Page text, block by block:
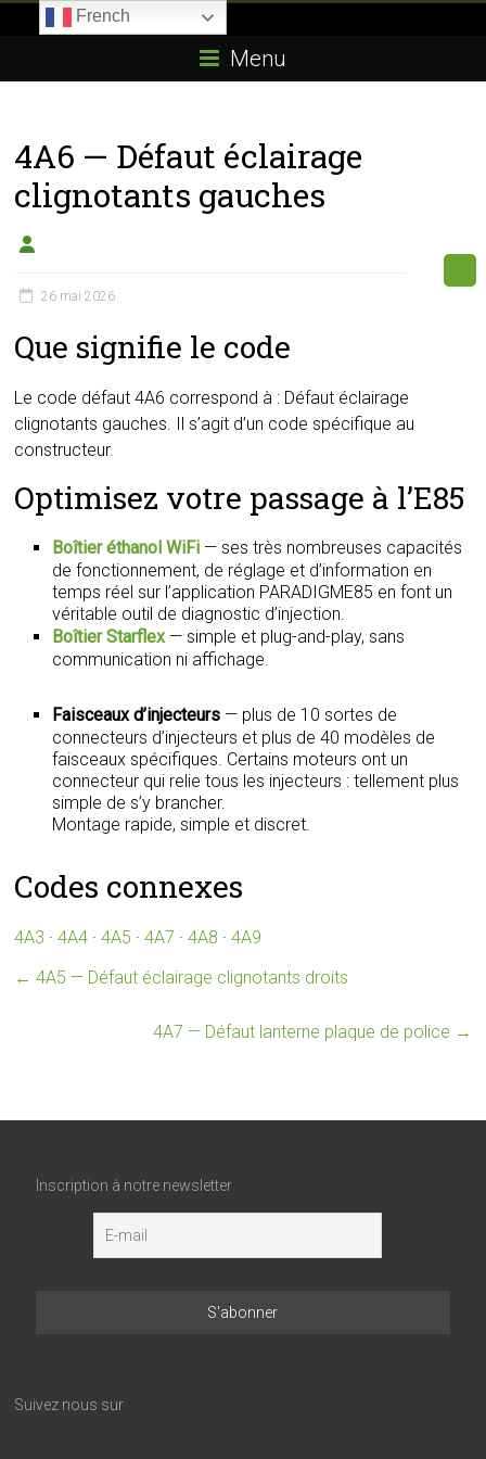
E85.com
passion
boîtier
éthanol
Menu
4A6 — Défaut éclairage
clignotants gauches
26 mai 2026
Que signifie le code
Le code défaut 4A6 correspond à : Défaut éclairage
clignotants gauches. Il s’agit d’un code spécifique au
constructeur.
Optimisez votre passage à l’E85
Boîtier éthanol WiFi — ses très nombreuses capacités
de fonctionnement, de réglage et d’information en
temps réel sur l’application PARADIGME85 en font un
véritable outil de diagnostic d’injection.
Boîtier Starflex— simple et plug-and-play, sans
communication ni affichage.
Faisceaux d’injecteurs — plus de 10 sortes de
connecteurs d’injecteurs et plus de 40 modèles de
faisceaux spécifiques. Certains moteurs ont un
connecteur qui relie tous les injecteurs : tellement plus
simple de s’y brancher.
Montage rapide, simple et discret.
Codes connexes
4A3 ·4A4 ·4A5 ·4A7 ·4A8 ·4A9
← 4A5 — Défaut éclairage clignotants droits
4A7 — Défaut lanterne plaque de police →
Inscription à notre newsletter
Suivez nous sur
French